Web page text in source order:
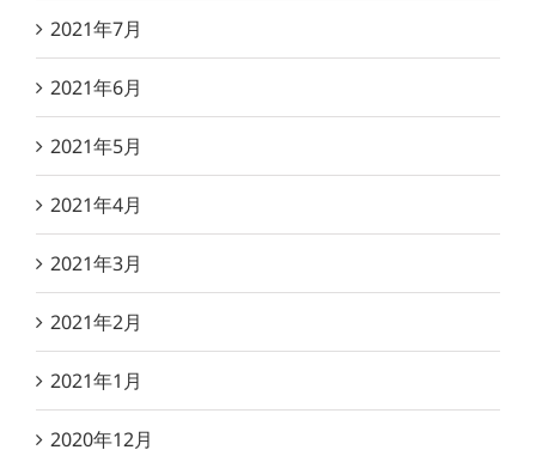
2021年7月
2021年6月
2021年5月
2021年4月
2021年3月
2021年2月
2021年1月
2020年12月